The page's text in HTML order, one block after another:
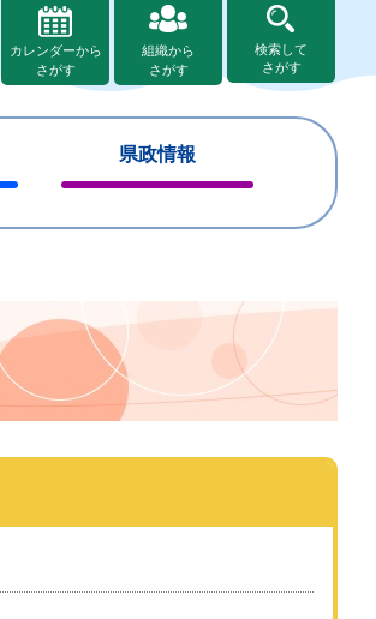
カレンダーから
さがす
組織から
さがす
検索して
さがす
県政情報
じ